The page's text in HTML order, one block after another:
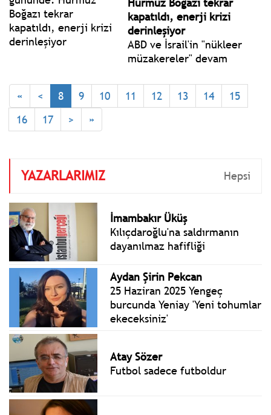
füzelerin engellenmesi için
çalışma yürüttüklerini
açıkladı.
kapatıldı, enerji krizi
derinleşiyor
ABD ve İsrail'in "nükleer
müzakereler" devam
vurmasıyla başlayan ve
İran'ın misilleme
« < 8 9 10 11 12 13 14
15
16
17 > »
YAZARLARIMIZ Hepsi
İmambakır Üküş
Kılıçdaroğlu'na saldırmanın
dayanılmaz hafifliği
Aydan Şirin Pekcan
25 Haziran 2025 Yengeç
burcunda Yeniay 'Yeni tohumlar
ekeceksiniz'
Atay Sözer
Futbol sadece futboldur